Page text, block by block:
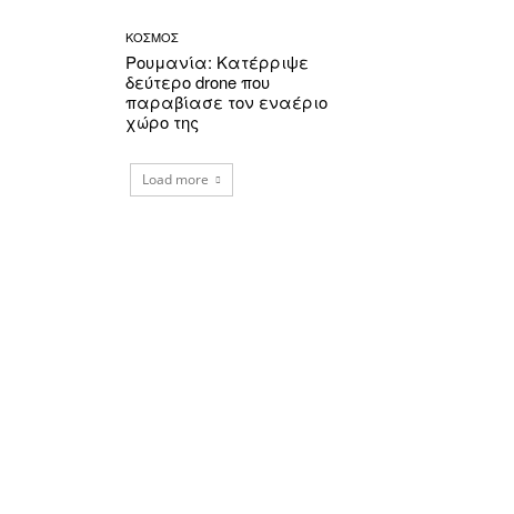
ΚΟΣΜΟΣ
Ρουμανία: Κατέρριψε
δεύτερο drone που
παραβίασε τον εναέριο
χώρο της
Load more